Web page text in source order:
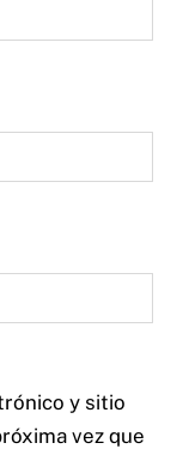
y sitio
vez que